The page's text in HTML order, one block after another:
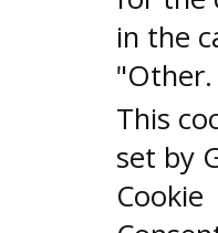
in the
"Other.
This
set by
Cookie